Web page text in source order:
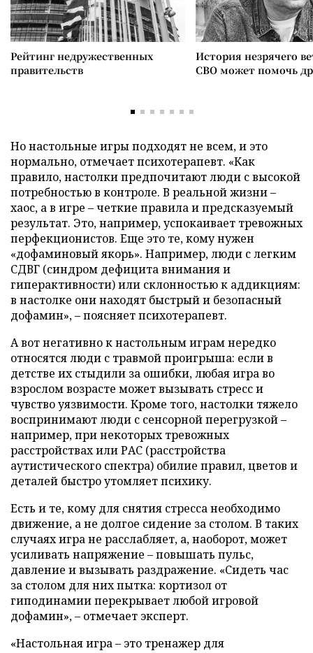
Рейтинг недружественных
правительств
История незрячего
СВО может помочь
Но настольные игры подходят не всем, и это
нормально, отмечает психотерапевт. «Как
правило, настолки предпочитают люди с высокой
потребностью в контроле. В реальной жизни –
хаос, а в игре – четкие правила и предсказуемый
результат. Это, например, успокаивает тревожных
перфекционистов. Еще это те, кому нужен
«дофаминовый якорь». Например, люди с легким
СДВГ (синдром дефицита внимания и
гиперактивности) или склонностью к аддикциям:
в настолке они находят быстрый и безопасный
дофамин», – поясняет психотерапевт.
А вот негативно к настольным играм нередко
относятся люди с травмой проигрыша: если в
детстве их стыдили за ошибки, любая игра во
взрослом возрасте может вызывать стресс и
чувство уязвимости. Кроме того, настолки тяжело
воспринимают люди с сенсорной перегрузкой –
например, при некоторых тревожных
расстройствах или РАС (расстройства
аутистического спектра) обилие правил, цветов и
деталей быстро утомляет психику.
Есть и те, кому для снятия стресса необходимо
движение, а не долгое сидение за столом. В таких
случаях игра не расслабляет, а, наоборот, может
усиливать напряжение – повышать пульс,
давление и вызывать раздражение. «Сидеть час
за столом для них пытка: кортизол от
гиподинамии перекрывает любой игровой
дофамин», – отмечает эксперт.
«Настольная игра – это тренажер для